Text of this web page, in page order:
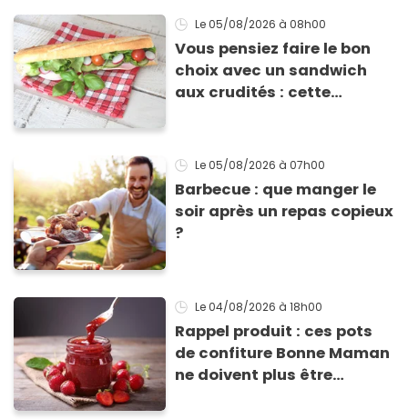
Le 05/08/2026 à 08h00
Vous pensiez faire le bon
choix avec un sandwich
aux crudités : cette
Le 05/08/2026 à 07h00
Barbecue : que manger le
soir après un repas copieux
?
Le 04/08/2026 à 18h00
Rappel produit : ces pots
de confiture Bonne Maman
ne doivent plus être